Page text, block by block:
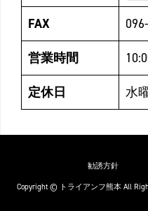
FAX
営業時間
定休日 水
勧誘方針
Copyright © トライアンフ熊本 All